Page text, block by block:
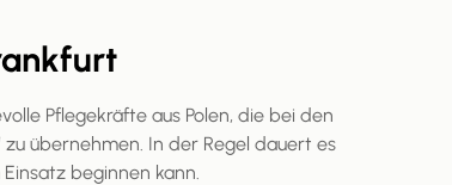
Pflegekräfte aus Polen, die bei den
übernehmen. In der Regel dauert es
beginnen kann.